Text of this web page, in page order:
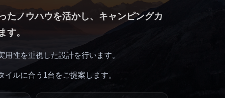
たノウハウを活かし、キャンピングカ
す。
性を重視した設計を行います。
ルに合う1台をご提案します。